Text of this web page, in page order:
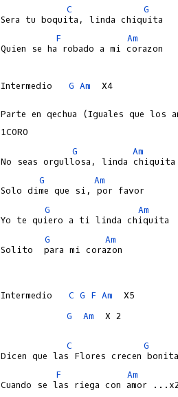
C
G
F
Am
Quien se ha robado a mi corazon
Intermedio G Am
  X4
Parte en qechua (Iguales que los
G
Am
G
Am
G
Am
G
Am
Solito  para mi corazon
Intermedio C G F Am
G
Am
  X 2
C
G
F
Am